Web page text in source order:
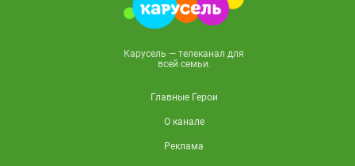
Карусель — телеканал для
всей семьи.
Главные Герои
О канале
Реклама